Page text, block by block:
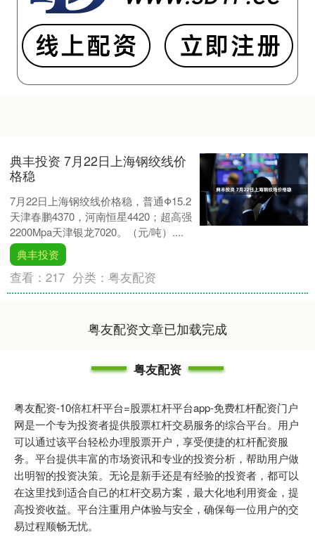
典丰投资 7月22日上海钢绞线价
格稳
7月22日上海钢绞线价格稳，普通Φ15.2
天津春鹏4370，河南恒星4420；超高强
2200Mpa天津银龙7020。（元/吨）....
典丰投资
查看：217 分类：粤友配资
粤友配资文章已加载完成
粤友配资
粤友配资-10倍杠杆平台=股票杠杆平台app-免费杠杆配资门户
网是一个专为投资者提供股票杠杆交易服务的综合平台。用户
可以通过该平台轻松办理股票开户，享受便捷的杠杆配资服
务。平台提供丰富的市场资讯和专业的投资分析，帮助用户做
出明智的投资决策。无论是新手还是有经验的投资者，都可以
在这里找到适合自己的杠杆交易方案，最大化地利用资金，提
高投资收益。平台注重用户体验与安全，确保每一位用户的交
易过程顺畅无忧。